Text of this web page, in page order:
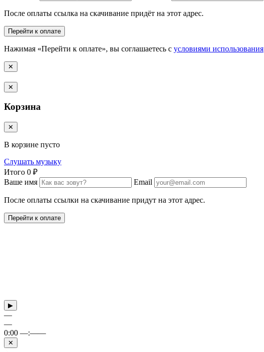
После оплаты ссылка на скачивание придёт на этот адрес.
Перейти к оплате
Нажимая «Перейти к оплате», вы соглашаетесь с условиями использования
✕
✕
Корзина
✕
В корзине пусто
Слушать музыку
Итого 0 ₽
Ваше имя
Email
После оплаты ссылки на скачивание придут на этот адрес.
Перейти к оплате
▶
—
—
0:00 —:——
✕